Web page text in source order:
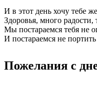
И в этот день хочу тебе
Здоровья, много радости,
Мы постараемся тебя не
И постараемся не
Пожелания с